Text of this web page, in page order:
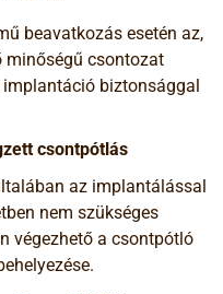
beavatkozás esetén az,
minőségű csontozat
biztonsággal
csontpótlás
az implantálással
nem szükséges
végezhető a csontpótló